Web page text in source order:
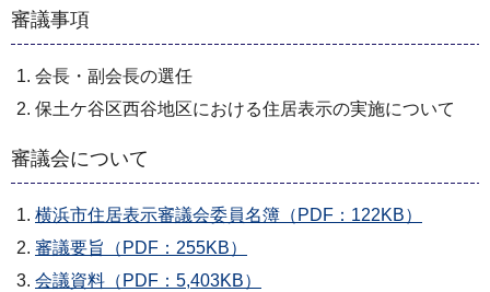
審議事項
会長・副会長の選任
保土ケ谷区西谷地区における住居表示の実施について
審議会について
横浜市住居表示審議会委員名簿（PDF：122KB）
審議要旨（PDF：255KB）
会議資料（PDF：5,403KB）